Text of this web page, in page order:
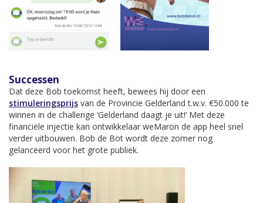
Successen
Dat deze Bob toekomst heeft, bewees hij door een
stimuleringsprijs van de Provincie Gelderland t.w.v. €50.000 te
winnen in de challenge ‘Gelderland daagt je uit!’ Met deze
financiële injectie kan ontwikkelaar weMaron de app heel snel
verder uitbouwen. Bob de Bot wordt deze zomer nog
gelanceerd voor het grote publiek.